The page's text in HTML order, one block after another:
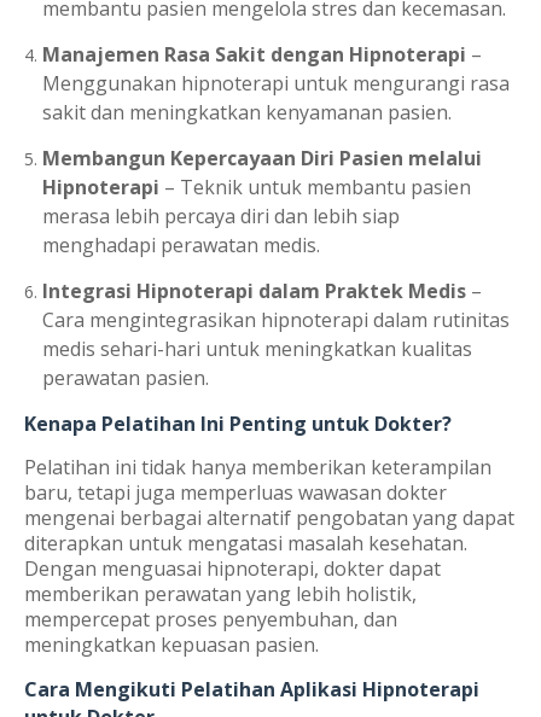
membantu pasien mengelola stres dan kecemasan.
Manajemen Rasa Sakit dengan Hipnoterapi –
Menggunakan hipnoterapi untuk mengurangi rasa
sakit dan meningkatkan kenyamanan pasien.
Membangun Kepercayaan Diri Pasien melalui
Hipnoterapi – Teknik untuk membantu pasien
merasa lebih percaya diri dan lebih siap
menghadapi perawatan medis.
Integrasi Hipnoterapi dalam Praktek Medis –
Cara mengintegrasikan hipnoterapi dalam rutinitas
medis sehari-hari untuk meningkatkan kualitas
perawatan pasien.
Kenapa Pelatihan Ini Penting untuk Dokter?
Pelatihan ini tidak hanya memberikan keterampilan
baru, tetapi juga memperluas wawasan dokter
mengenai berbagai alternatif pengobatan yang dapat
diterapkan untuk mengatasi masalah kesehatan.
Dengan menguasai hipnoterapi, dokter dapat
memberikan perawatan yang lebih holistik,
mempercepat proses penyembuhan, dan
meningkatkan kepuasan pasien.
Cara Mengikuti Pelatihan Aplikasi Hipnoterapi